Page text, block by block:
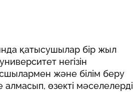
қатысушылар бір жыл
негізін
және білім беру
өзекті мәселелерді